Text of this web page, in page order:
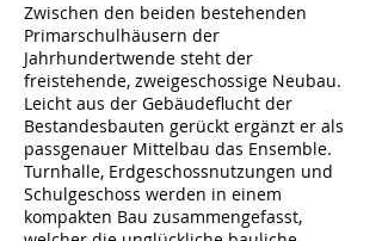
Zwischen den beiden bestehenden
Primarschulhäusern der
Jahrhundertwende steht der
freistehende, zweigeschossige Neubau.
Leicht aus der Gebäudeflucht der
Bestandesbauten gerückt ergänzt er als
passgenauer Mittelbau das Ensemble.
Turnhalle, Erdgeschossnutzungen und
Schulgeschoss werden in einem
kompakten Bau zusammengefasst,